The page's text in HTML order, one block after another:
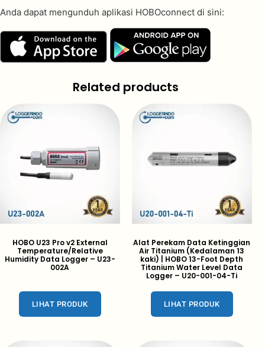
Anda dapat mengunduh aplikasi HOBOconnect di sini:
Related products
HOBO U23 Pro v2 External
Temperature/Relative
Humidity Data Logger – U23-
002A
LIHAT PRODUK
Alat Perekam Data Ketinggian
Air Titanium (Kedalaman 13
kaki) | HOBO 13-Foot Depth
Titanium Water Level Data
Logger – U20-001-04-Ti
LIHAT PRODUK